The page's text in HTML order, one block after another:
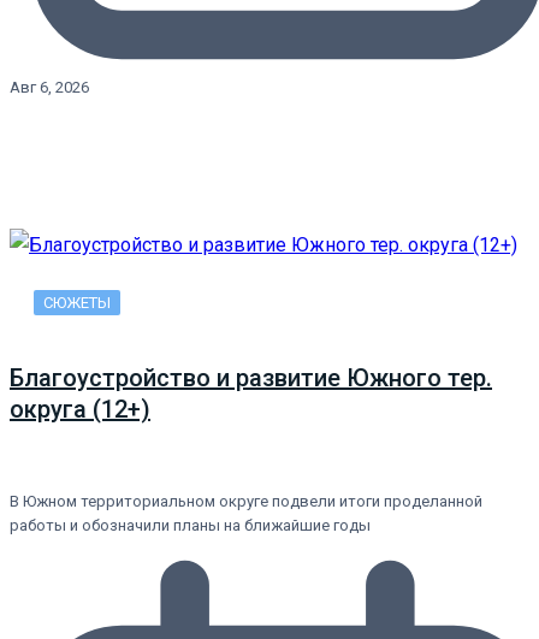
Авг 6, 2026
СЮЖЕТЫ
Благоустройство и развитие Южного тер.
округа (12+)
В Южном территориальном округе подвели итоги проделанной
работы и обозначили планы на ближайшие годы